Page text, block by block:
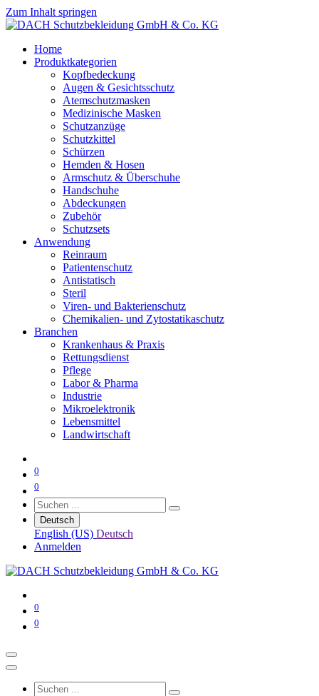
Zum Inhalt springen
Home
Produktkategorien
Kopfbedeckung
Augen & Gesichtsschutz
Atemschutzmasken
Medizinische Masken
Schutzanzüge
Schutzkittel
Schürzen
Hemden & Hosen
Armschutz & Überschuhe
Handschuhe
Abdeckungen
Zubehör
Schutzsets
Anwendung
Reinraum
Patientenschutz
Antistatisch
Steril
Viren- und Bakterienschutz
Chemikalien- und Zytostatikaschutz
Branchen
Krankenhaus & Praxis
Rettungsdienst
Pflege
Labor & Pharma
Industrie
Mikroelektronik
Lebensmittel
Landwirtschaft
0
0
Deutsch
English (US) Deutsch
Anmelden
0
0